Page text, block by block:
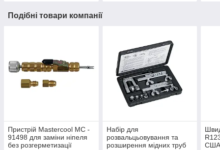
Подібні товари компанії
Пристрій Mastercool MC -
91498 для заміни ніпеля
без розгерметизації
Набір для
розвальцьовування та
розширення мідних труб